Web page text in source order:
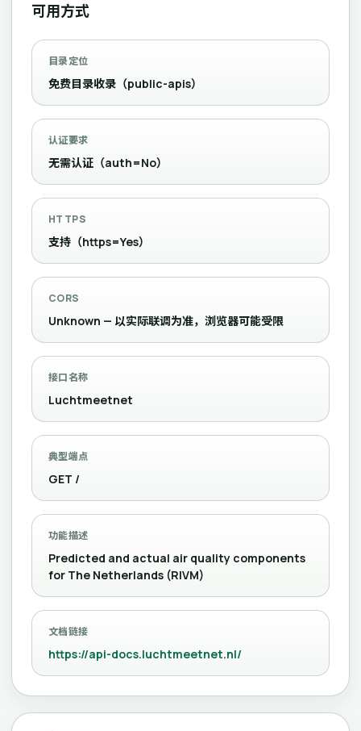
可用方式
目录定位
免费目录收录（public-apis）
认证要求
无需认证（auth=No）
HTTPS
支持（https=Yes）
CORS
Unknown — 以实际联调为准，浏览器可能受限
接口名称
Luchtmeetnet
典型端点
GET /
功能描述
Predicted and actual air quality components
for The Netherlands (RIVM)
文档链接
https://api-docs.luchtmeetnet.nl/